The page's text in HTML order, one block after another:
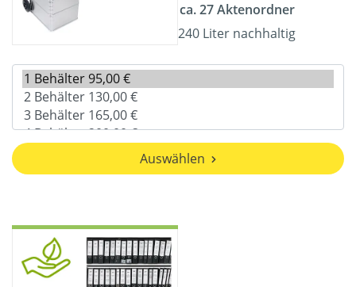
ca. 27 Aktenordner
240 Liter nachhaltig
Auswählen